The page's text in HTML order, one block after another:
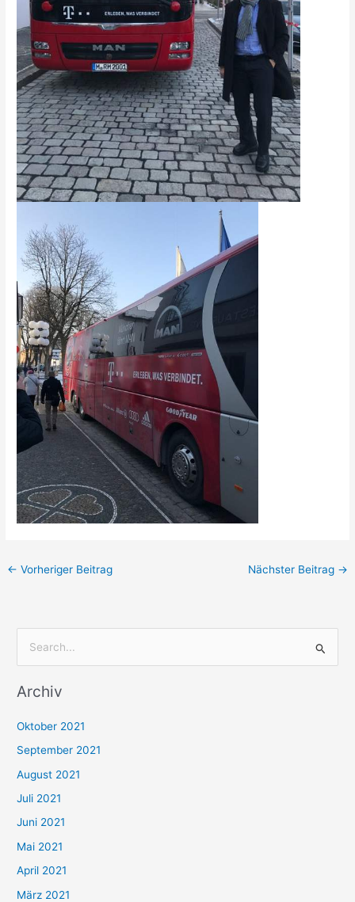
← Vorheriger Beitrag Nächster Beitrag →
c
n
n
a
c
h
:
Archiv
Oktober 2021
September 2021
August 2021
Juli 2021
Juni 2021
Mai 2021
April 2021
März 2021